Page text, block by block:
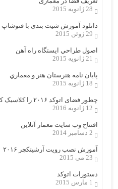
28 ژانویه 2015
دانلود آموزش شیت بندی با فتوشاپ
29 ژوئن 2015
اصول طراحي ایستگاه راه آهن
21 ژانویه 2015
پایان نامه هنرستان هنر و معماري
18 ژانویه 2015
چطور فضای اتوکد ۲۰۱۶ را کلاسیک کنیم؟
12 ژانویه 2016
افتتاح وب سایت معمار آنلاین
2 دسامبر 2014
آموزش نصب رویت آرشیتکچر ۲۰۱۶
23 می 2015
دستورات اتوکد
1 مارس 2015